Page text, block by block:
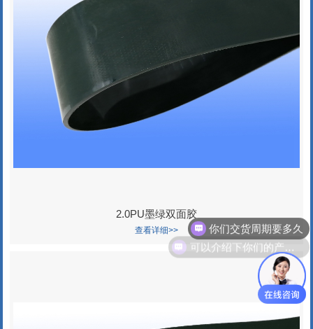
2.0PU墨绿双面胶
查看详细>> 可以介绍下你们的产品么？